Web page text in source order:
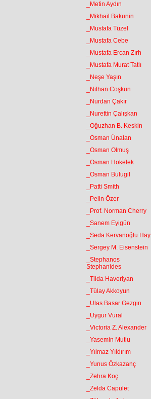
_Metin Aydın
_Mikhail Bakunin
_Mustafa Tüzel
_Mustafa Cebe
_Mustafa Ercan Zırh
_Mustafa Murat Tatlı
_Neşe Yaşın
_Nilhan Coşkun
_Nurdan Çakır
_Nurettin Çalışkan
_Oğuzhan B. Keskin
_Osman Ünalan
_Osman Olmuş
_Osman Hokelek
_Osman Bulugil
_Patti Smith
_Pelin Özer
_Prof. Norman Cherry
_Sanem Eyigün
_Seda Kervanoğlu Hay
_Sergey M. Eisenstein
_Stephanos
Stephanides
_Tilda Haveriyan
_Tülay Akkoyun
_Ulas Basar Gezgin
_Uygur Vural
_Victoria Z. Alexander
_Yasemin Mutlu
_Yılmaz Yıldırım
_Yunus Özkazanç
_Zehra Koç
_Zelda Capulet